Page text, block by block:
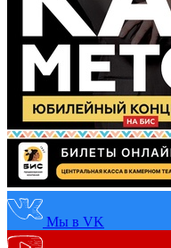
Мы в VK